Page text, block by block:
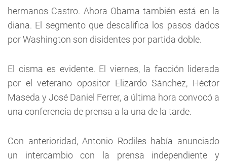
hermanos Castro. Ahora Obama también está en la
diana. El segmento que descalifica los pasos dados
por Washington son disidentes por partida doble.
El cisma es evidente. El viernes, la facción liderada
por el veterano opositor Elizardo Sánchez, Héctor
Maseda y José Daniel Ferrer, a última hora convocó a
una conferencia de prensa a la una de la tarde.
Con anterioridad, Antonio Rodiles había anunciado
un intercambio con la prensa independiente y